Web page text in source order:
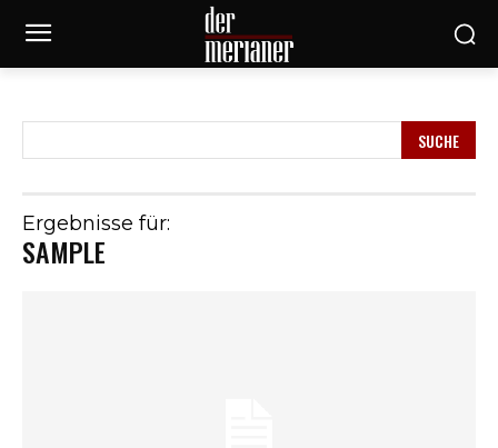
SUCHE
Ergebnisse für:
SAMPLE